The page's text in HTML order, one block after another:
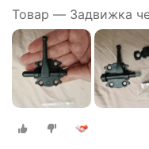
Товар — Задвижка